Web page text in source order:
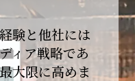
事を積み重ねて
いたします。
験と他社には
ィア戦略であ
大限に高めま